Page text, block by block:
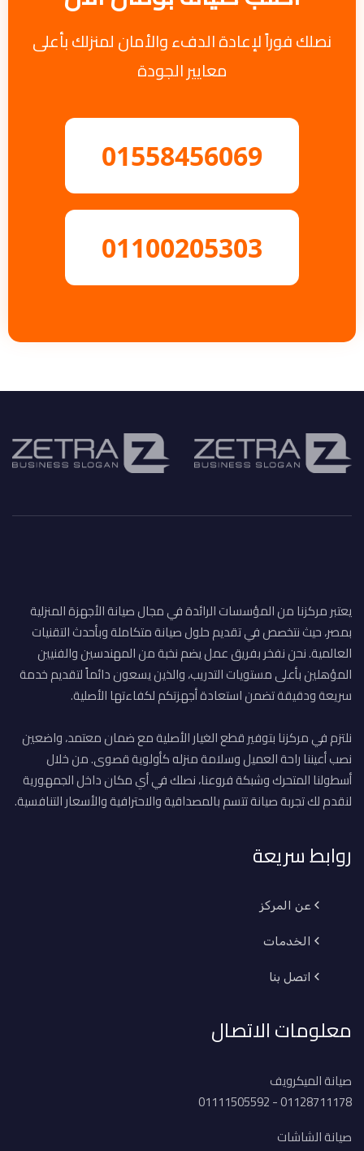
نصلك فوراً لإعادة الدفء والأمان لمنزلك بأعلى
معايير الجودة
01558456069
01100205303
يعتبر مركزنا من المؤسسات الرائدة في مجال صيانة الأجهزة المنزلية
بمصر، حيث نتخصص في تقديم حلول صيانة متكاملة وبأحدث التقنيات
العالمية. نحن نفخر بفريق عمل يضم نخبة من المهندسين والفنيين
المؤهلين بأعلى مستويات التدريب، والذين يسعون دائماً لتقديم خدمة
سريعة ودقيقة تضمن استعادة أجهزتكم لكفاءتها الأصلية.
نلتزم في مركزنا بتوفير قطع الغيار الأصلية مع ضمان معتمد، واضعين
نصب أعيننا راحة العميل وسلامة منزله كأولوية قصوى. من خلال
أسطولنا المتحرك وشبكة فروعنا، نصلك في أي مكان داخل الجمهورية
لنقدم لك تجربة صيانة تتسم بالمصداقية والاحترافية والأسعار التنافسية.
روابط سريعة
عن المركز
الخدمات
اتصل بنا
معلومات الاتصال
صيانة الميكرويف
01128711178 - 01111505592
صيانة الشاشات